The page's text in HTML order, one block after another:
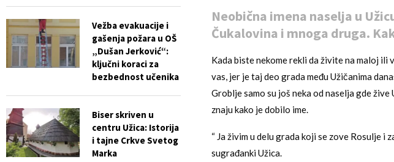
Neobična imena naselja u
Čukalovina i mnoga druga.
Kada biste nekome rekli da živite na maloj
vas, jer je taj deo grada među Užičanima
Groblje samo su još neka od naselja gde
znaju kako je dobilo ime.
“ Ja živim u delu grada koji se zove Rosulje i
sugrađanki Užica.
Vežba evakuacije i
gašenja požara u OŠ
„Dušan Jerković“:
ključni koraci za
bezbednost učenika
Biser skriven u
centru Užica: Istorija
i tajne Crkve Svetog
Marka